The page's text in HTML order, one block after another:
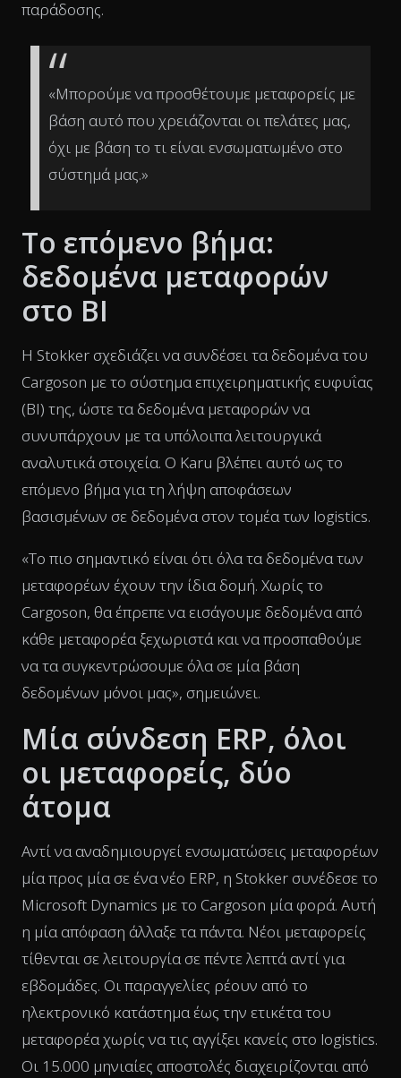
παράδοσης.
«Μπορούμε να προσθέτουμε μεταφορείς με
βάση αυτό που χρειάζονται οι πελάτες μας,
όχι με βάση το τι είναι ενσωματωμένο στο
σύστημά μας.»
Το επόμενο βήμα:
δεδομένα μεταφορών
στο BI
Η Stokker σχεδιάζει να συνδέσει τα δεδομένα του
Cargoson με το σύστημα επιχειρηματικής ευφυΐας
(BI) της, ώστε τα δεδομένα μεταφορών να
συνυπάρχουν με τα υπόλοιπα λειτουργικά
αναλυτικά στοιχεία. Ο Karu βλέπει αυτό ως το
επόμενο βήμα για τη λήψη αποφάσεων
βασισμένων σε δεδομένα στον τομέα των logistics.
«Το πιο σημαντικό είναι ότι όλα τα δεδομένα των
μεταφορέων έχουν την ίδια δομή. Χωρίς το
Cargoson, θα έπρεπε να εισάγουμε δεδομένα από
κάθε μεταφορέα ξεχωριστά και να προσπαθούμε
να τα συγκεντρώσουμε όλα σε μία βάση
δεδομένων μόνοι μας», σημειώνει.
Μία σύνδεση ERP, όλοι
οι μεταφορείς, δύο
άτομα
Αντί να αναδημιουργεί ενσωματώσεις μεταφορέων
μία προς μία σε ένα νέο ERP, η Stokker συνέδεσε το
Microsoft Dynamics με το Cargoson μία φορά. Αυτή
η μία απόφαση άλλαξε τα πάντα. Νέοι μεταφορείς
τίθενται σε λειτουργία σε πέντε λεπτά αντί για
εβδομάδες. Οι παραγγελίες ρέουν από το
ηλεκτρονικό κατάστημα έως την ετικέτα του
μεταφορέα χωρίς να τις αγγίξει κανείς στο logistics.
Οι 15.000 μηνιαίες αποστολές διαχειρίζονται από